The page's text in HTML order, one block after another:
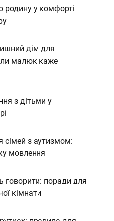
родину у комфорті
дім для
малюк каже
з дітьми у
сімей з аутизмом:
мовлення
говорити: поради для
кімнати